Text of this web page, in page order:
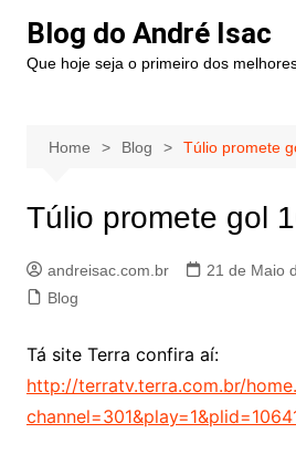
Blog do André Isac
Que hoje seja o primeiro dos
Home Blog Túlio promete
Túlio promete gol
andreisac.com.br 21 de Maio
Blog
Tá site Terra confira aí:
http://terratv.terra.com.br/